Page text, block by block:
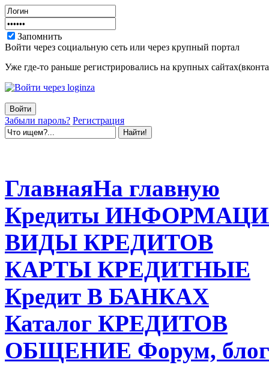
Запомнить
Войти через социальную сеть или через крупный портал
Уже где-то раньше регистрировались на крупных
Забыли пароль? Регистрация
ГлавнаяНа главную
Кредиты
ВИДЫ КРЕДИТОВ
КАРТЫ КРЕДИТНЫЕ
Кредит В БАНКАХ
Каталог КРЕДИТОВ
ОБЩЕНИЕ Форум,